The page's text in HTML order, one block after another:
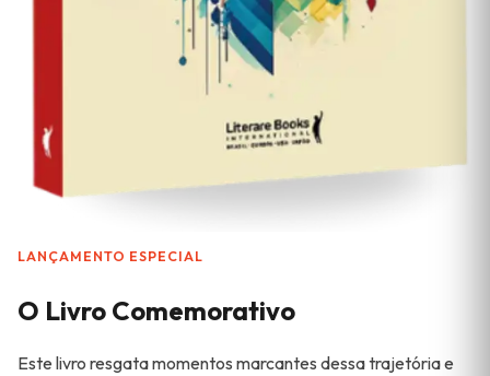
LANÇAMENTO ESPECIAL
O Livro Comemorativo
Este livro resgata momentos marcantes dessa trajetória e